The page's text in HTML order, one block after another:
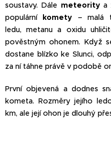
soustavy. Dále meteoritya
populární komety – malá
ledu, metanu a oxidu
pověstným ohonem. Když
dostane blízko ke Slunci,
za ní táhne právě v podobě
První objevená a dodnes
kometa. Rozměry jejího
km, ale její ohon je dlouhý